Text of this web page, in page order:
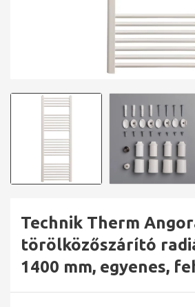
Technik Therm
törölközőszárító
1400 mm, egyenes,